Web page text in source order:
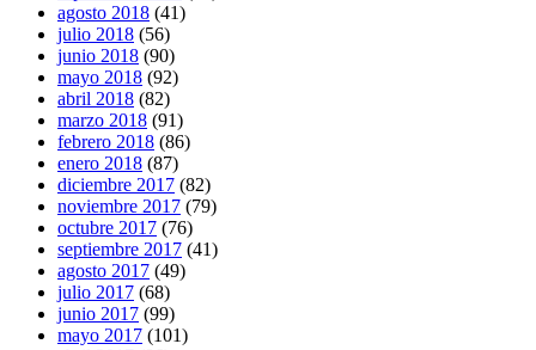
agosto 2018 (41)
julio 2018 (56)
junio 2018 (90)
mayo 2018 (92)
abril 2018 (82)
marzo 2018 (91)
febrero 2018 (86)
enero 2018 (87)
diciembre 2017 (82)
noviembre 2017 (79)
octubre 2017 (76)
septiembre 2017 (41)
agosto 2017 (49)
julio 2017 (68)
junio 2017 (99)
mayo 2017 (101)